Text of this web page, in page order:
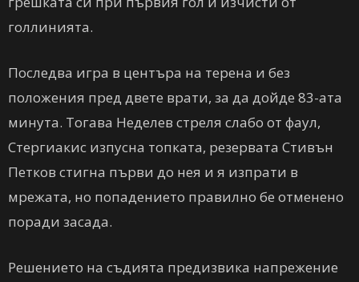
голлинията.
Последва игра в центъра на терена и без
положения пред двете врати, за да дойде 83-ата
минута. Тогава Неделев стреля слабо от фаул,
Стергиакис изпусна топката, резервата Стивън
Петков стигна първи до нея и я изпрати в
мрежата, но попадението правилно бе отменено
поради засада.
Решението на съдията предизвика напрежение